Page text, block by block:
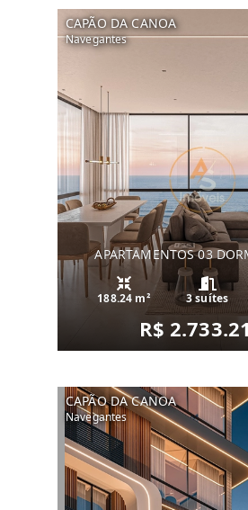
CAPÃO DA CANOA
Navegantes
APARTAMENTOS 03
188.24 m² 3 suítes
R$
CAPÃO DA CANOA
Navegantes